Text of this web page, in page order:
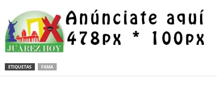
ETIQUETAS FAMA